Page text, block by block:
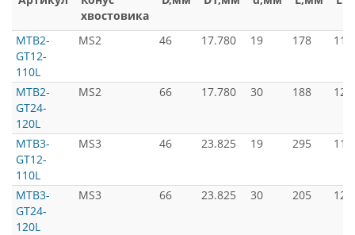
хвостовика
MTB2-
GT12-
110L
MS2 46 17.780 19 178 110
MTB2-
GT24-
120L
MS2 66 17.780 30 188 120
MTB3-
GT12-
110L
MS3 46 23.825 19 295 110
MTB3-
GT24-
120L
MS3 66 23.825 30 205 120